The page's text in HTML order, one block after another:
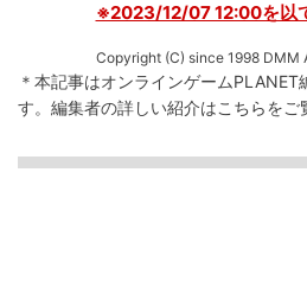
※2023/12/07 12:00を以
Copyright (C) since 1998 DMM
＊本記事はオンラインゲーム
す。 編集者の詳しい紹介はこちらをご